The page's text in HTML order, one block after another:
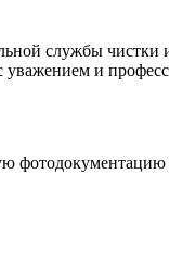
службы
и
фотодокументацию